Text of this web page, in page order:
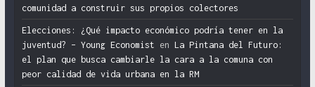
comunidad a construir sus propios colectores
Elecciones: ¿Qué impacto económico podría tener en la
juventud? – Young Economist en La Pintana del Futuro:
el plan que busca cambiarle la cara a la comuna con
peor calidad de vida urbana en la RM